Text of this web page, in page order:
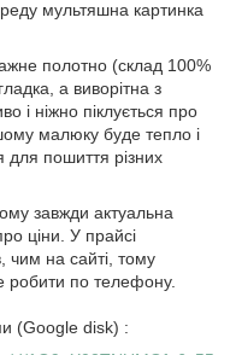
мультяшна картинка
полотно (склад 100%
а виворітна з
і ніжно піклується про
малюку буде тепло і
для пошиття різних
завжди актуальна
ціни. У прайсі
чим на сайті, тому
робити по телефону.
(Google disk) :